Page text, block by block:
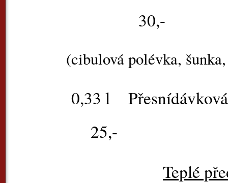
30,-
(cibulová polévka,
0,33 l
25,-
Teplé